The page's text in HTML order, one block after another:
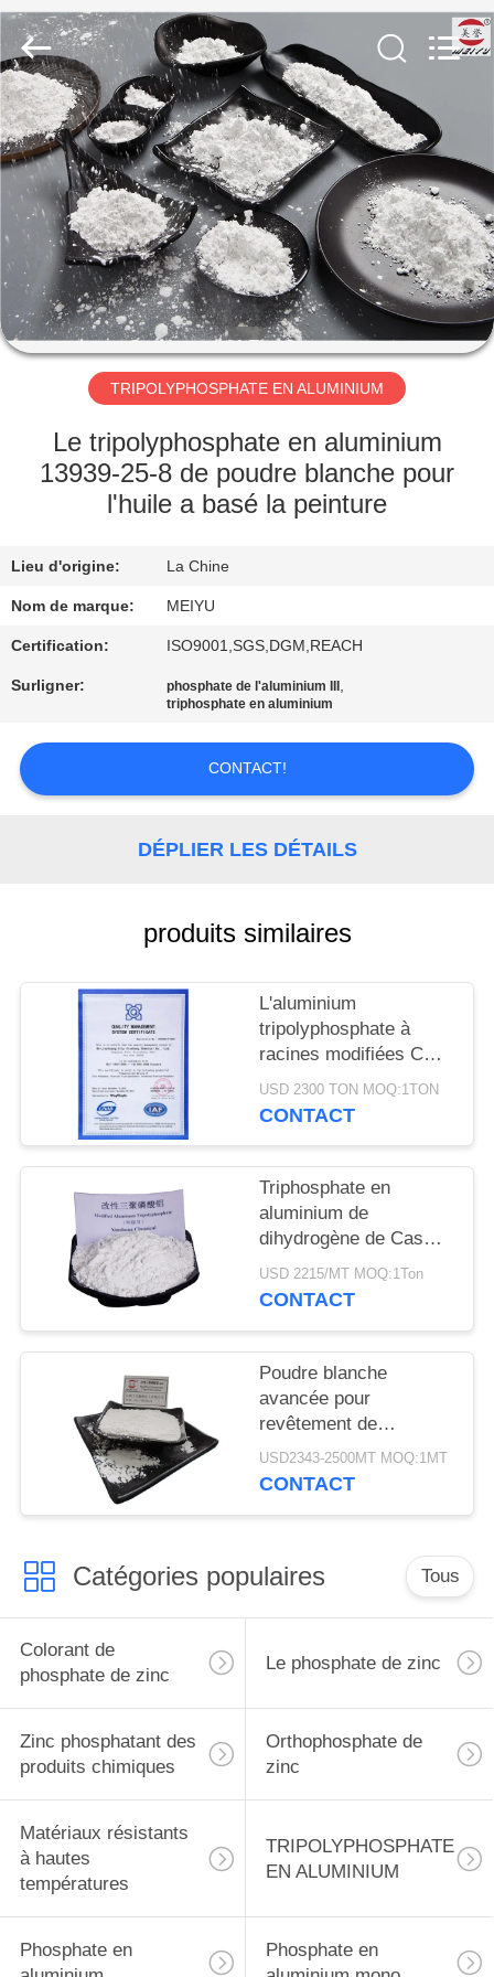
À
LA
MAISON
PRODUITS
VIDÉOS
PROPOS
DE
VISITE
DE
L'USINE
CONTRÔLE
DE
LA
CONTACTER
DEMANDEZ
DEVIS
PLAN
DU
PRIVACY
POLICY
co.,ltd.
Rights
Reserved.
Developed
by
ECER
TRIPOLYPHOSPHATE EN ALUMINIUM
Le tripolyphosphate en aluminium
13939-25-8 de poudre blanche pour
l'huile a basé la peinture
Lieu d'origine: La Chine
Nom de marque: MEIYU
Certification: ISO9001,SGS,DGM,REACH
Surligner: phosphate de l'aluminium III ,
triphosphate en aluminium
CONTACT!
DÉPLIER LES DÉTAILS
produits similaires
L'aluminium
tripolyphosphate à
racines modifiées CAS
13939-25-8 pour
l'adhésion au
USD 2300 TON MOQ:1TON
CONTACT
Triphosphate en
aluminium de
dihydrogène de Cas
13939-25-8 industriel
de catégorie
USD 2215/MT MOQ:1Ton
CONTACT
Poudre blanche
avancée pour
revêtement de
matériaux
Tripolyphosphate
USD2343-2500MT MOQ:1MT
CONTACT
Catégories populaires Tous
Colorant de
phosphate de zinc
Le phosphate de zinc
Zinc phosphatant des
produits chimiques
Orthophosphate de
zinc
Matériaux résistants
à hautes
températures
TRIPOLYPHOSPHATE
EN ALUMINIUM
Phosphate en
Phosphate en